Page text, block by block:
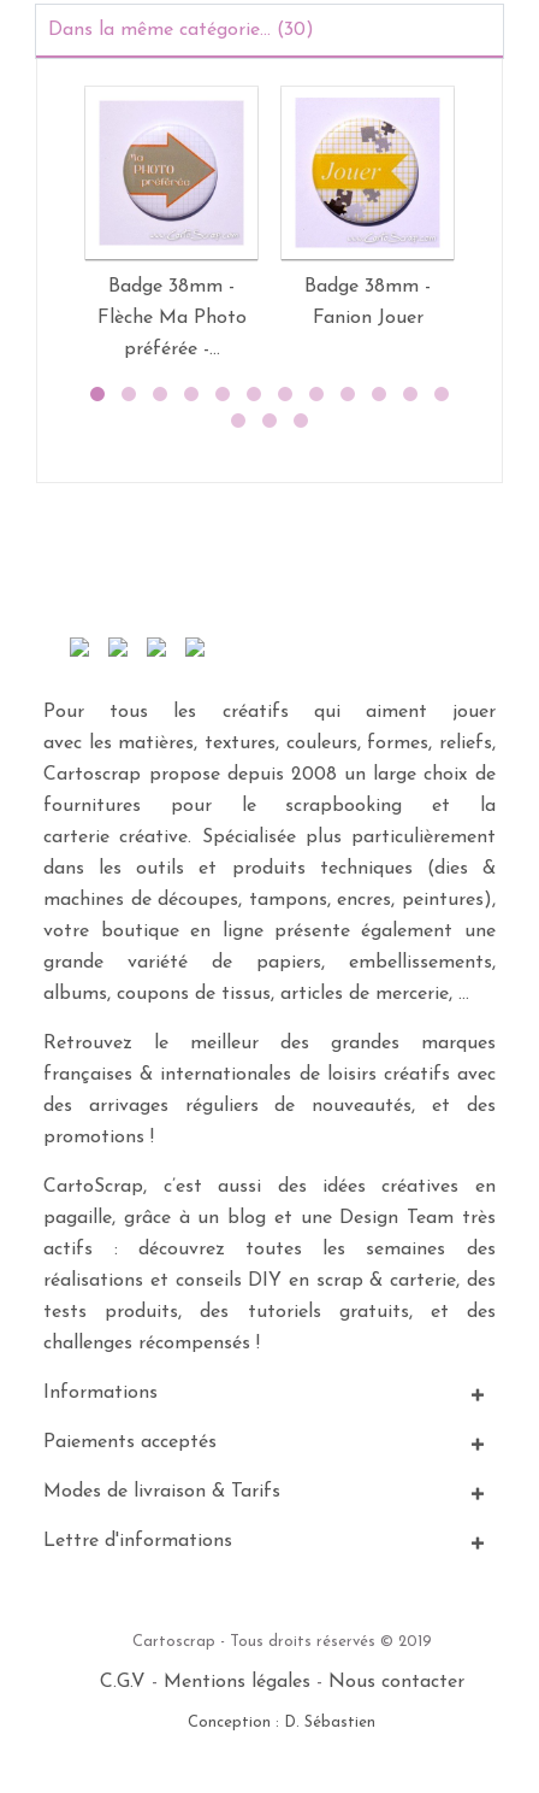
Dans la même catégorie... (30)
Badge 38mm -
Flèche Ma Photo
préférée -...
Badge 38mm -
Fanion Jouer
Pour tous les créatifs qui aiment jouer
avec les matières, textures, couleurs, formes, reliefs,
Cartoscrap propose depuis 2008 un large choix de
fournitures pour le scrapbooking et la
carterie créative. Spécialisée plus particulièrement
dans les outils et produits techniques (dies &
machines de découpes, tampons, encres, peintures),
votre boutique en ligne présente également une
grande variété de papiers, embellissements,
albums, coupons de tissus, articles de mercerie, …
Retrouvez le meilleur des grandes marques
françaises & internationales de loisirs créatifs avec
des arrivages réguliers de nouveautés, et des
promotions !
CartoScrap, c’est aussi des idées créatives en
pagaille, grâce à un blog et une Design Team très
actifs : découvrez toutes les semaines des
réalisations et conseils DIY en scrap & carterie, des
tests produits, des tutoriels gratuits, et des
challenges récompensés !
Informations
Paiements acceptés
Modes de livraison & Tarifs
Lettre d'informations
Cartoscrap - Tous droits réservés © 2019
C.G.V - Mentions légales - Nous contacter
Conception : D. Sébastien